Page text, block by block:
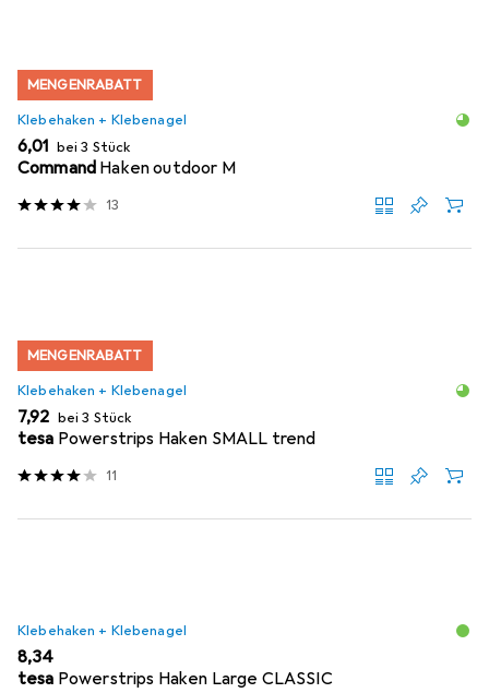
MENGENRABATT
Klebehaken + Klebenagel
EUR
6,01 bei 3 Stück
Command Haken outdoor M
13
MENGENRABATT
Klebehaken + Klebenagel
EUR
7,92 bei 3 Stück
tesa Powerstrips Haken SMALL trend
11
Klebehaken + Klebenagel
EUR
8,34
tesa Powerstrips Haken Large CLASSIC